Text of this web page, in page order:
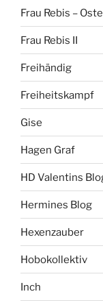
Frau Rebis –
Frau Rebis II
Freihändig
Freiheitskampf
Gise
Hagen Graf
HD Valentins
Hermines Blog
Hexenzauber
Hobokollektiv
Inch